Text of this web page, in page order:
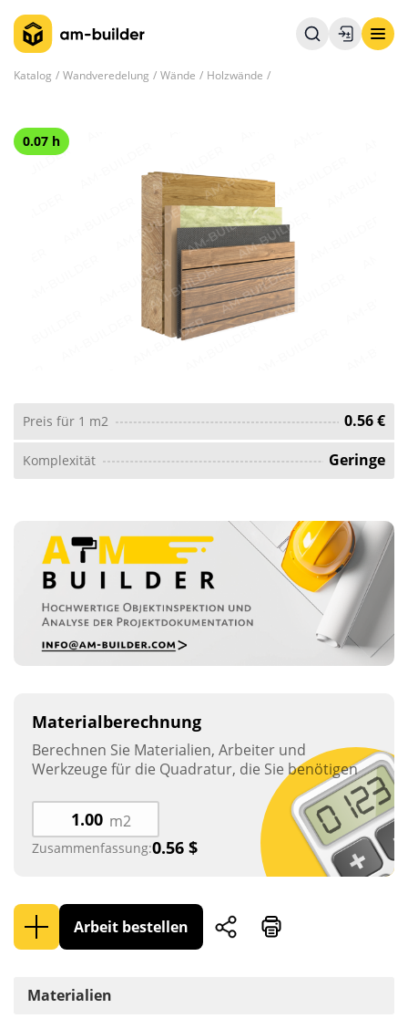
Katalog Wandveredelung Wände Holzwände
0.07 h
Preis für 1 m2 0.56 €
Komplexität Geringe
Materialien
Materialberechnung
Berechnen Sie Materialien, Arbeiter und
Werkzeuge für die Quadratur, die Sie benötigen
m2
Zusammenfassung:0.56 $
Arbeit bestellen